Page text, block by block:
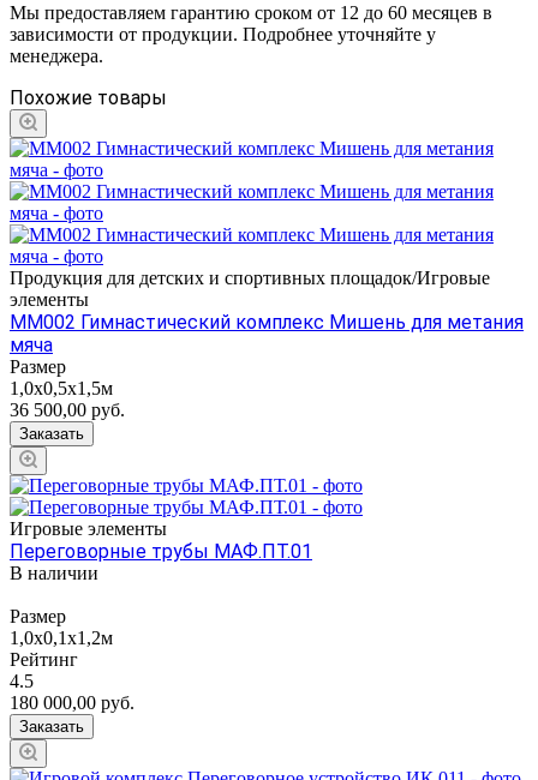
Мы предоставляем гарантию сроком от 12 до 60 месяцев в
зависимости от продукции. Подробнее уточняйте у
менеджера.
Похожие товары
Продукция для детских и спортивных площадок/Игровые
элементы
ММ002 Гимнастический комплекс Мишень для метания
мяча
Размер
1,0х0,5х1,5м
36 500,00 руб.
Заказать
Игровые элементы
Переговорные трубы МАФ.ПТ.01
В наличии
Размер
1,0х0,1х1,2м
Рейтинг
4.5
180 000,00 руб.
Заказать